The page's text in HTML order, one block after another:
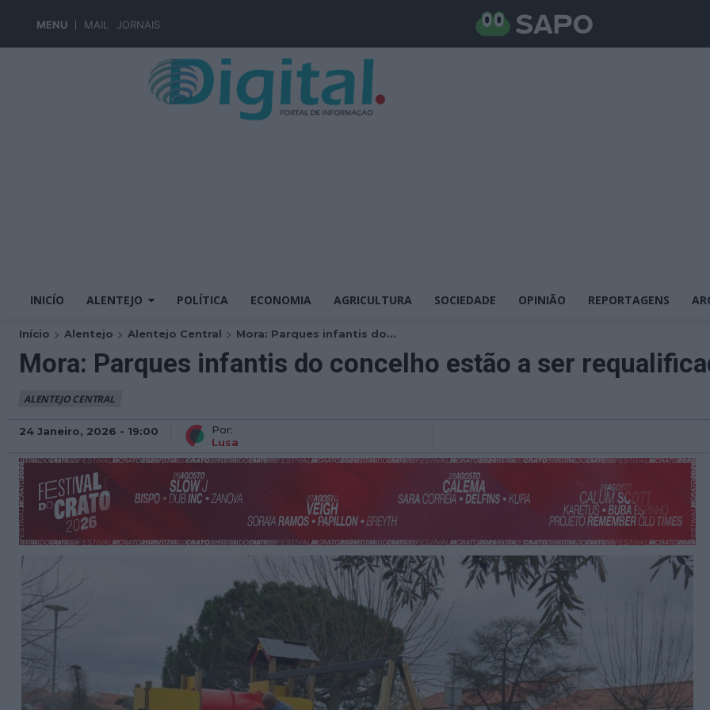
MENU MAIL JORNAIS
INICÍO ALENTEJO POLÍTICA ECONOMIA AGRICULTURA SOCIEDADE OPINIÃO REPORTAGENS
Início Alentejo Alentejo Central Mora: Parques infantis do...
Mora: Parques infantis do concelho estão a ser
ALENTEJO CENTRAL
24 Janeiro, 2026 - 19:00
Por:
Lusa